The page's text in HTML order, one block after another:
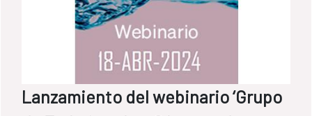
Lanzamiento del webinario ‘Grupo